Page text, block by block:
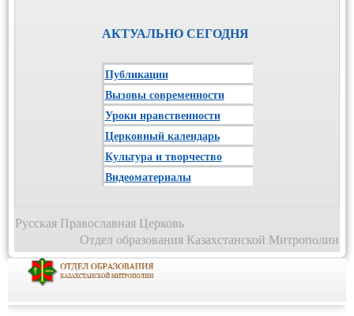
АКТУАЛЬНО СЕГОДНЯ
Публикации
Вызовы современности
Уроки нравственности
Церковный календарь
Культура и творчество
Видеоматериалы
Русская Православная Церковь
Отдел образования Казахстанской Митрополии